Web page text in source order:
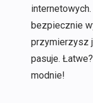
bezpiecznie
przymierzysz
pasuje.
modnie!